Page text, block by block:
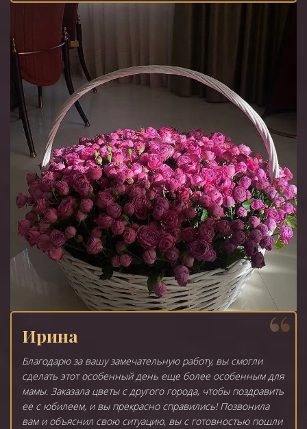
Ирина
Благодарю за вашу замечательную работу, вы смогли
сделать этот особенный день еще более особенным для
мамы. Заказала цветы с другого города, чтобы поздравить
ее с юбилеем, и вы прекрасно справились! Позвонила
вам и объяснил свою ситуацию, вы с готовностью пошли